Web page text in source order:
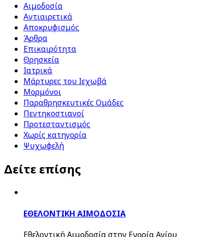
Αιμοδοσία
Αντιαιρετικά
Αποκρυφισμός
Άρθρα
Επικαιρότητα
Θρησκεία
Ιατρικά
Μάρτυρες του Ιεχωβά
Μορμόνοι
Παραθρησκευτικές Ομάδες
Πεντηκοστιανοί
Προτεσταντισμός
Χωρίς κατηγορία
Ψυχωφελή
Δείτε επίσης
ΕΘΕΛΟΝΤΙΚΗ ΑΙΜΟΔΟΣΙΑ
Εθελοντική Αιμοδοσία στην Ενορία Αγίου